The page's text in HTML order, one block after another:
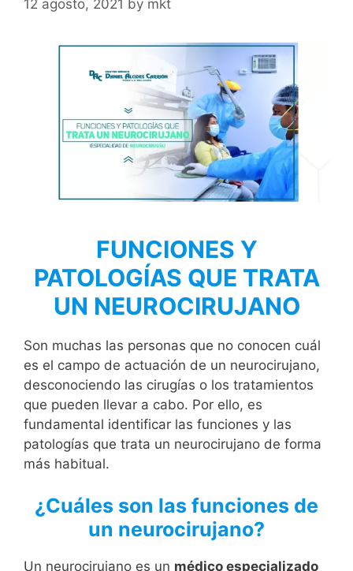
12 agosto, 2021 by mkt
FUNCIONES Y
PATOLOGÍAS QUE TRATA
UN NEUROCIRUJANO
Son muchas las personas que no conocen cuál
es el campo de actuación de un neurocirujano,
desconociendo las cirugías o los tratamientos
que pueden llevar a cabo. Por ello, es
fundamental identificar las funciones y las
patologías que trata un neurocirujano de forma
más habitual.
¿Cuáles son las funciones de
un neurocirujano?
Un neurocirujano es un médico especializado